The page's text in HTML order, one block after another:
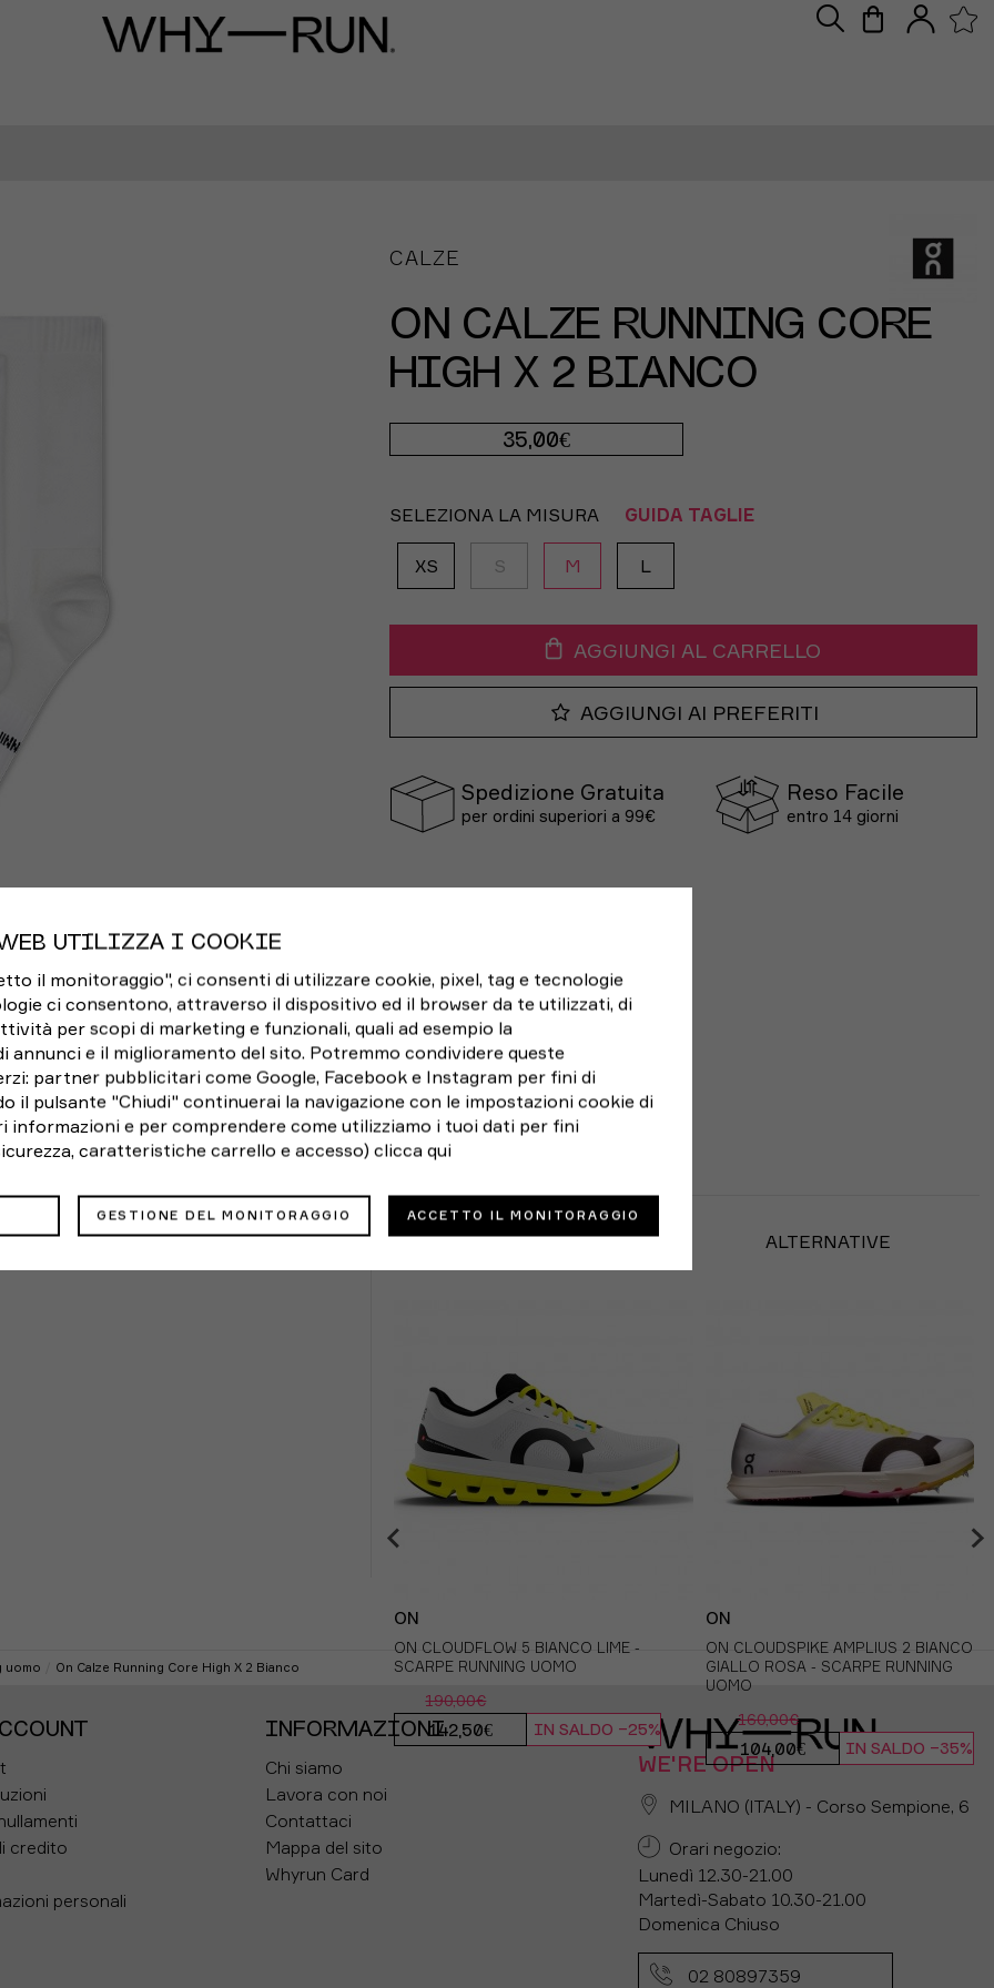
CALZE
ON CALZE RUNNING CORE
HIGH X 2 BIANCO
35,00€
SELEZIONA LA MISURA GUIDA TAGLIE
XS S M L
AGGIUNGI AL CARRELLO
AGGIUNGI AI PREFERITI
Spedizione Gratuita
per ordini superiori a 99€
Reso Facile
entro 14 giorni
TAGLIE CONSEGNA E RESI POTREBBE PIACERTI ALTERNATIVE
VERDITE - SCARPE RUNNING UOMO
ON
ON CLOUDFLOW 5 BIANCO LIME -
SCARPE RUNNING UOMO
190,00€
142,50€ IN SALDO -25%
ON
ON CLOUDSPIKE AMPLIUS 2 BIANCO
GIALLO ROSA - SCARPE RUNNING
UOMO
160,00€
104,00€ IN SALDO -35%
uomo On Calze Running Core High X 2 Bianco
credito
personali
INFORMAZIONI
Chi siamo
Lavora con noi
Contattaci
Mappa del sito
Whyrun Card
WE'RE OPEN
MILANO (ITALY) - Corso Sempione, 6
Orari negozio:
Lunedì 12.30-21.00
Martedì-Sabato 10.30-21.00
Domenica Chiuso
02 80897359
UTILIZZA I COOKIE
il monitoraggio", ci consenti di utilizzare cookie, pixel, tag e tecnologie
ci consentono, attraverso il dispositivo ed il browser da te utilizzati, di
per scopi di marketing e funzionali, quali ad esempio la
annunci e il miglioramento del sito. Potremmo condividere queste
partner pubblicitari come Google, Facebook e Instagram per fini di
il pulsante "Chiudi" continuerai la navigazione con le impostazioni cookie di
informazioni e per comprendere come utilizziamo i tuoi dati per fini
caratteristiche carrello e accesso) clicca qui
GESTIONE DEL MONITORAGGIO ACCETTO IL MONITORAGGIO